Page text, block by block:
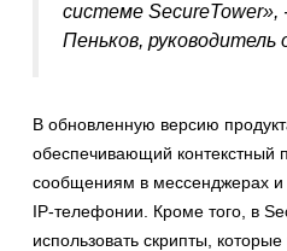
системе SecureTower»,
Пеньков, руководитель
В обновленную версию
обеспечивающий контекстный
сообщениям в мессенджерах и
IP-телефонии. Кроме того, в
использовать скрипты,